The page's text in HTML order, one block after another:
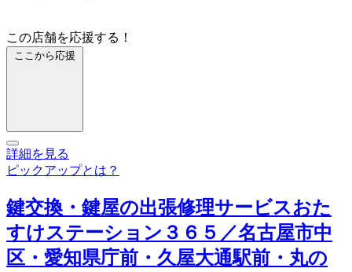
この店舗を応援する！
ここから応援
詳細を見る
ピックアップとは？
鍵交換・鍵屋の出張修理サービスおた
すけステーション３６５／名古屋市中
区・愛知県庁前・久屋大通駅前・丸の